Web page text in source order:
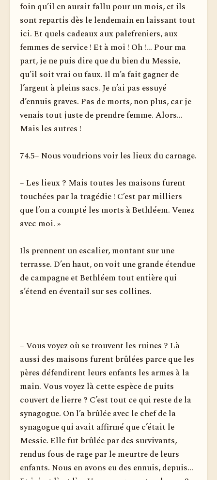
foin qu’il en aurait fallu pour un mois, et ils
sont repartis dès le lendemain en laissant tout
ici. Et quels cadeaux aux palefreniers, aux
femmes de service ! Et à moi ! Oh !... Pour ma
part, je ne puis dire que du bien du Messie,
qu’il soit vrai ou faux. Il m’a fait gagner de
l’argent à pleins sacs. Je n’ai pas essuyé
d’ennuis graves. Pas de morts, non plus, car je
venais tout juste de prendre femme. Alors...
Mais les autres !
74.5– Nous voudrions voir les lieux du carnage.
– Les lieux ? Mais toutes les maisons furent
touchées par la tragédie ! C’est par milliers
que l’on a compté les morts à Bethléem. Venez
avec moi. »
Ils prennent un escalier, montant sur une
terrasse. D’en haut, on voit une grande étendue
de campagne et Bethléem tout entière qui
s’étend en éventail sur ses collines.
– Vous voyez où se trouvent les ruines ? Là
aussi des maisons furent brûlées parce que les
pères défendirent leurs enfants les armes à la
main. Vous voyez là cette espèce de puits
couvert de lierre ? C’est tout ce qui reste de la
synagogue. On l’a brûlée avec le chef de la
synagogue qui avait affirmé que c’était le
Messie. Elle fut brûlée par des survivants,
rendus fous de rage par le meurtre de leurs
enfants. Nous en avons eu des ennuis, depuis...